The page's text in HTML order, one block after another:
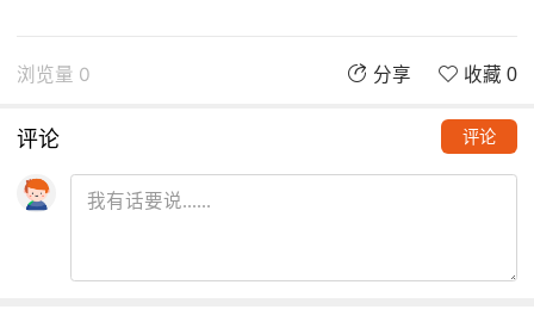
浏览量 0 分享 收藏 0
评论 评论